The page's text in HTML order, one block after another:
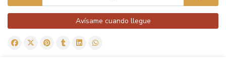
Avísame cuando llegue